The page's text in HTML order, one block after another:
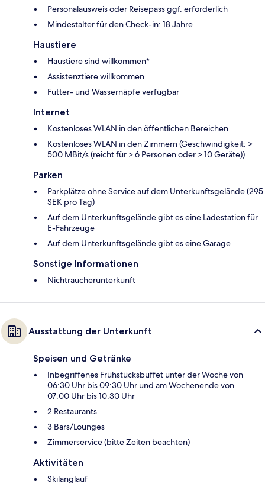
Personalausweis oder Reisepass ggf. erforderlich
Mindestalter für den Check-in: 18 Jahre
Haustiere
Haustiere sind willkommen*
Assistenztiere willkommen
Futter- und Wassernäpfe verfügbar
Internet
Kostenloses WLAN in den öffentlichen Bereichen
Kostenloses WLAN in den Zimmern (Geschwindigkeit: >
500 MBit/s (reicht für > 6 Personen oder > 10 Geräte))
Parken
Parkplätze ohne Service auf dem Unterkunftsgelände (295
SEK pro Tag)
Auf dem Unterkunftsgelände gibt es eine Ladestation für
E-Fahrzeuge
Auf dem Unterkunftsgelände gibt es eine Garage
Sonstige Informationen
Nichtraucherunterkunft
Ausstattung der Unterkunft
Speisen und Getränke
Inbegriffenes Frühstücksbuffet unter der Woche von
06:30 Uhr bis 09:30 Uhr und am Wochenende von
07:00 Uhr bis 10:30 Uhr
2 Restaurants
3 Bars/Lounges
Zimmerservice (bitte Zeiten beachten)
Aktivitäten
Skilanglauf